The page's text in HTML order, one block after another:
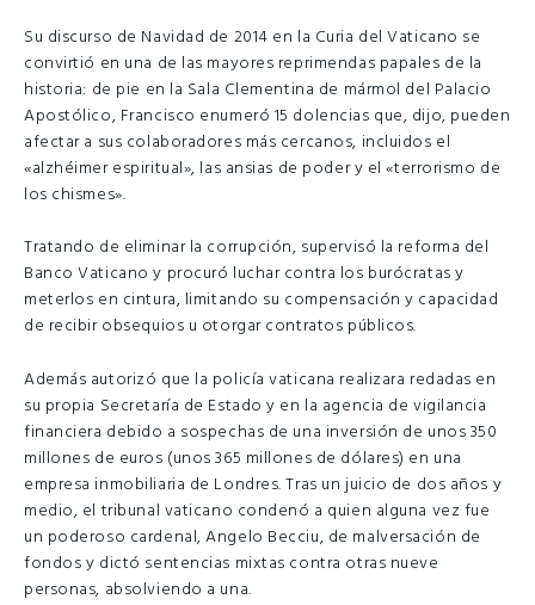
Su discurso de Navidad de 2014 en la Curia del Vaticano se
convirtió en una de las mayores reprimendas papales de la
historia: de pie en la Sala Clementina de mármol del Palacio
Apostólico, Francisco enumeró 15 dolencias que, dijo, pueden
afectar a sus colaboradores más cercanos, incluidos el
«alzhéimer espiritual», las ansias de poder y el «terrorismo de
los chismes».
Tratando de eliminar la corrupción, supervisó la reforma del
Banco Vaticano y procuró luchar contra los burócratas y
meterlos en cintura, limitando su compensación y capacidad
de recibir obsequios u otorgar contratos públicos.
Además autorizó que la policía vaticana realizara redadas en
su propia Secretaría de Estado y en la agencia de vigilancia
financiera debido a sospechas de una inversión de unos 350
millones de euros (unos 365 millones de dólares) en una
empresa inmobiliaria de Londres. Tras un juicio de dos años y
medio, el tribunal vaticano condenó a quien alguna vez fue
un poderoso cardenal, Angelo Becciu, de malversación de
fondos y dictó sentencias mixtas contra otras nueve
personas, absolviendo a una.